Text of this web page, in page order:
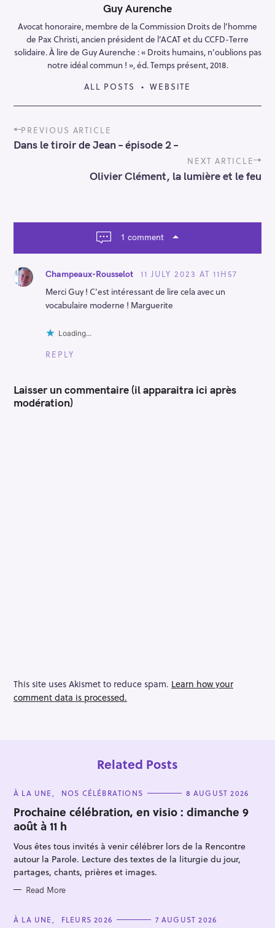
Guy Aurenche
Avocat honoraire, membre de la Commission Droits de l’homme
de Pax Christi, ancien président de l’ACAT et du CCFD-Terre
solidaire. À lire de Guy Aurenche : « Droits humains, n’oublions pas
notre idéal commun ! », éd. Temps présent, 2018.
ALL POSTS
WEBSITE
P
o
s
g
o
n
PREVIOUS ARTICLE
Dans le tiroir de Jean – épisode 2 –
NEXT ARTICLE
Olivier Clément, la lumière et le feu
1 comment
Champeaux-Rousselot
11 JULY 2023 AT 11H57
Merci Guy ! C’est intéressant de lire cela avec un
vocabulaire moderne ! Marguerite
Loading...
REPLY
Laisser un commentaire (il apparaitra ici après
modération)
This site uses Akismet to reduce spam. Learn how your
comment data is processed.
Related Posts
C
T
E
G
O
I
E
S
À LA UNE NOS CÉLÉBRATIONS 8 AUGUST 2026
Prochaine célébration, en visio : dimanche 9
août à 11 h
Vous êtes tous invités à venir célébrer lors de la Rencontre
autour la Parole. Lecture des textes de la liturgie du jour,
partages, chants, prières et images.
Read More
C
À LA UNE FLEURS 2026 7 AUGUST 2026